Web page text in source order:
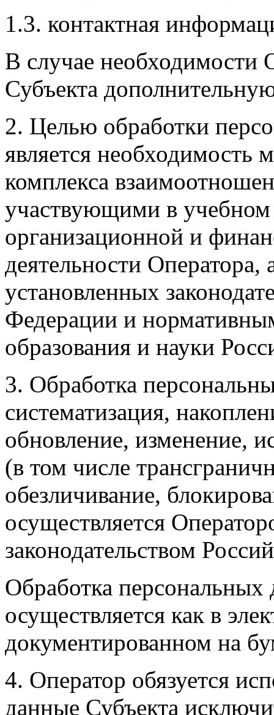
1.3. контактная
В случае необходимости
Субъекта
2. Целью обработки
является необходимость
комплекса
участвующими в учебном
организационной и
деятельности Оператора,
установленных
Федерации и
образования и науки
3. Обработка
систематизация,
обновление, изменение,
(в том числе
обезличивание,
осуществляется
законодательством
Обработка персональных
осуществляется как в
документированном на
4. Оператор обязуется
данные Субъекта